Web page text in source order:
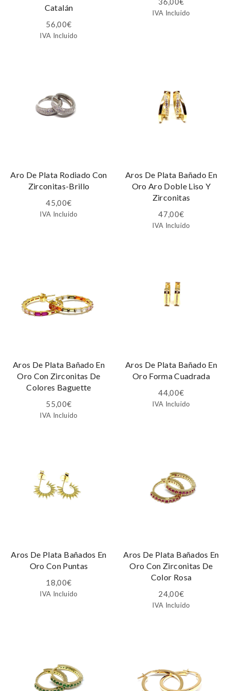
Catalán
56,00€
IVA Incluido
IVA Incluido
Aro De Plata Rodiado Con
Zirconitas-Brillo
45,00€
IVA Incluido
Aros De Plata Bañado En
Oro Aro Doble Liso Y
Zirconitas
47,00€
IVA Incluido
Aros De Plata Bañado En
Oro Con Zirconitas De
Colores Baguette
55,00€
IVA Incluido
Aros De Plata Bañado En
Oro Forma Cuadrada
44,00€
IVA Incluido
Aros De Plata Bañados En
Oro Con Puntas
18,00€
IVA Incluido
Aros De Plata Bañados En
Oro Con Zirconitas De
Color Rosa
24,00€
IVA Incluido